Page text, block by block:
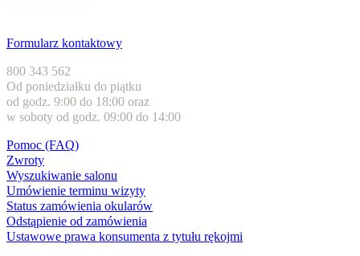
Formularz kontaktowy
800 343 562
Od poniedziałku do piątku
od godz. 9:00 do 18:00 oraz
w soboty od godz. 09:00 do 14:00
Pomoc (FAQ)
Zwroty
Wyszukiwanie salonu
Umówienie terminu wizyty
Status zamówienia okularów
Odstąpienie od zamówienia
Ustawowe prawa konsumenta z tytułu rękojmi